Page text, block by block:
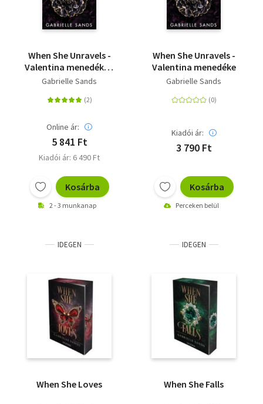
When She Unravels -
Valentina menedéke -
(Különleges kiadás)
Gabrielle Sands
Online ár:
5 841 Ft
Kiadói ár: 6 490 Ft
Kosárba
2 - 3 munkanap
When She Unravels -
Valentina menedéke
Gabrielle Sands
Kiadói ár:
3 790 Ft
Kosárba
Perceken belül
IDEGEN
When She Loves
IDEGEN
When She Falls